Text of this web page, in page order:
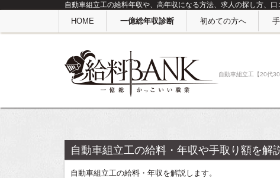
自動車組立工の給料年収や、高年収になる方法、求人の探し方、口
HOME 一億総年収診断 初めての方へ
自動車組立工【20代
自動車組立工の給料・年収や手取り額を解
自動車組立工の給料・年収を解説します。